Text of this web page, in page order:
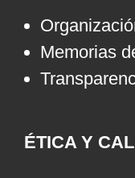
Memorias
ÉTICA Y